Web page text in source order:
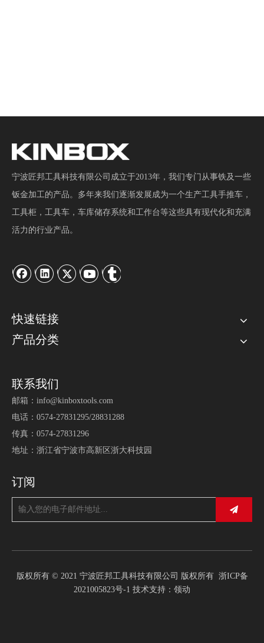
宁波匠邦工具科技有限公司成立于2013年，我们专门从事铁及一些
钣金加工的产品。多年来我们逐渐发展成为一个生产工具手推车，
工具柜，工具车，车库储存系统和工作台等这些具有现代化和充满
活力的行业产品。
快速链接
产品分类
联系我们
邮箱： info@kinboxtools.com
电话：0574-27831295/28831288
传真：0574-27831296
地址：浙江省宁波市高新区浙大科技园
订阅
版权所有 © 2021 宁波匠邦工具科技有限公司 版权所有 浙ICP备
2021005823号-1 技术支持： 领动